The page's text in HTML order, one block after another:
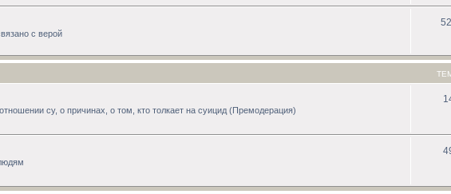
с верой
су, о причинах, о том, кто толкает на суицид (Премодерация)